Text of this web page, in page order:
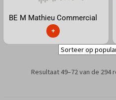
BE M Mathieu Commercial
+
Resultaat 49–72 van de